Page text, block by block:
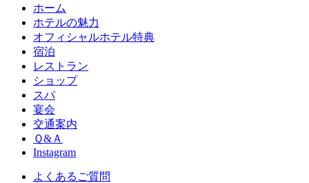
ホーム
ホテルの魅力
オフィシャルホテル特典
宿泊
レストラン
ショップ
スパ
宴会
交通案内
Ｑ&Ａ
Instagram
よくあるご質問